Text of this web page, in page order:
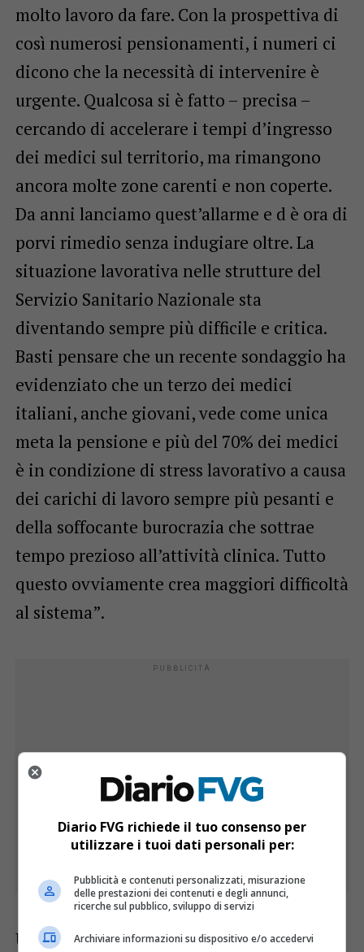
molto lavoro da fare. Con la prospettiva di
così numerosi pensionamenti, i numeri ci
dicono che la necessità di intervenire è
urgente. Qualcosa si è fatto – precisa –
cercando di accelerare i tempi d’ingresso
dei medici sul territorio, ma rimangono
ancora molte zone carenti e non coperte.
Da anni lanciamo quest’allarme e d è ora di
porvi rimedio senza indugiare oltre. La
situazione lavorativa nelle strutture del
Servizio Sanitario Nazionale sta
diventando sempre più difficile e critica.
Basti pensare che un recente sondaggio ha
evidenziato che un terzo dei medici
italiani, anche giovani, vede come unica
meta la pensione e più del 70% dei medici
è in condizione di stress lavorativo a causa
dei carichi di lavoro sempre più pesanti e
della soffocante burocrazia che sottrae
tempo prezioso all’attività clinica. Tutto
questo ovviamente crea maggiori difficoltà
al sistema”.
Un esempio virtuoso arriva dal vicino
Diario FVG richiede il tuo consenso per
utilizzare i tuoi dati personali per:
Pubblicità e contenuti personalizzati, misurazione
delle prestazioni dei contenuti e degli annunci,
ricerche sul pubblico, sviluppo di servizi
Archiviare informazioni su dispositivo e/o accedervi